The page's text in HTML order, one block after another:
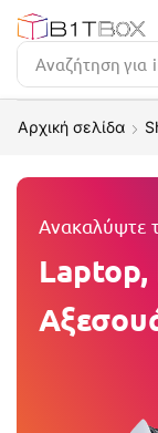
Αναζήτηση για
Αρχική σελίδα
Ανακαλύψτε
Laptop,